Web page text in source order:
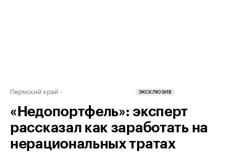
Пермский край ЭКСКЛЮЗИВ
«Недопортфель»: эксперт
рассказал как заработать на
нерациональных тратах